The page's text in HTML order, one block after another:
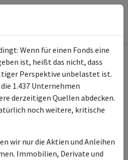
Leonardo UI G
DE000A0MYG12
DE000A2QSG71
Wenn für einen Fonds eine
ist, heißt das nicht, dass
Perspektive unbelastet ist.
1.437 Unternehmen
derzeitigen Quellen abdecken.
noch weitere, kritische
wir nur die Aktien und Anleihen
Immobilien, Derivate und